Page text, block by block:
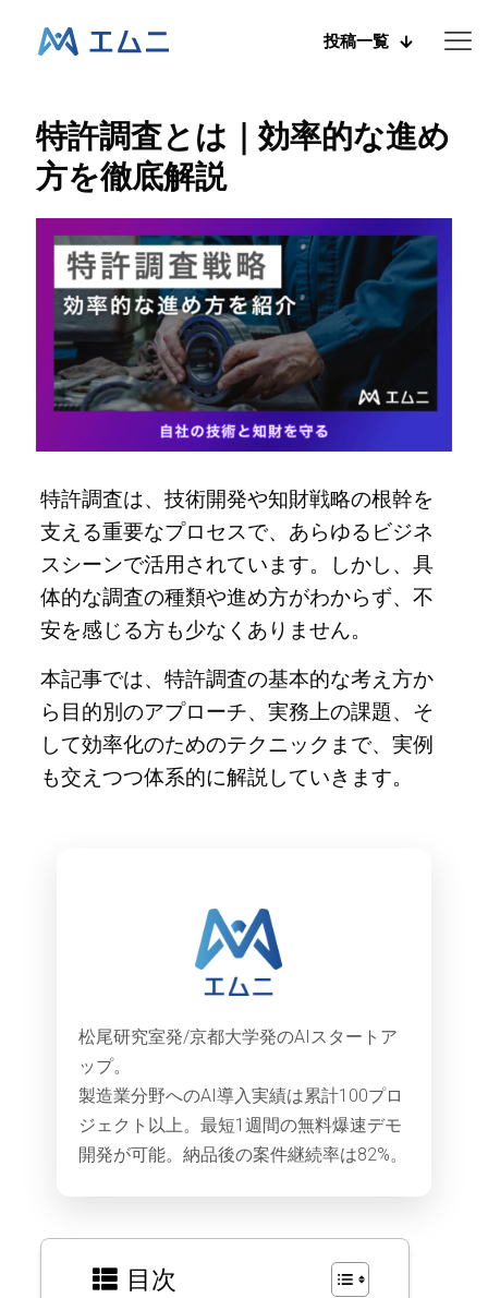
投稿一覧
特許調査とは｜効率的な進め
方を徹底解説
特許調査は、技術開発や知財戦略の根幹を
支える重要なプロセスで、あらゆるビジネ
スシーンで活用されています。しかし、具
体的な調査の種類や進め方がわからず、不
安を感じる方も少なくありません。
本記事では、特許調査の基本的な考え方か
ら目的別のアプローチ、実務上の課題、そ
して効率化のためのテクニックまで、実例
も交えつつ体系的に解説していきます。
松尾研究室発/京都大学発のAIスタートア
ップ。
製造業分野へのAI導入実績は累計100プロ
ジェクト以上。最短1週間の無料爆速デモ
開発が可能。納品後の案件継続率は82%。
目次